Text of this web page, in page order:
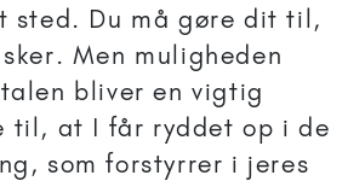
sted. Du må gøre dit til,
Men muligheden
bliver en vigtig
til, at I får ryddet op i de
som forstyrrer i jeres